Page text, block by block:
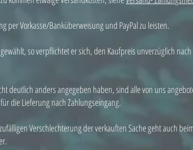
per Vorkasse/Banküberweisung und PayPal zu leisten.
so verpflichtet er sich, den Kaufpreis unverzüglich
deutlich anders angegeben haben, sind alle von uns
die Lieferung nach Zahlungseingang.
Verschlechterung der verkauften Sache geht auch